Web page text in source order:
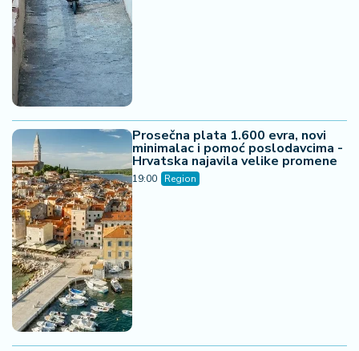
Prosečna plata 1.600 evra, novi
minimalac i pomoć poslodavcima -
Hrvatska najavila velike promene
19:00 Region